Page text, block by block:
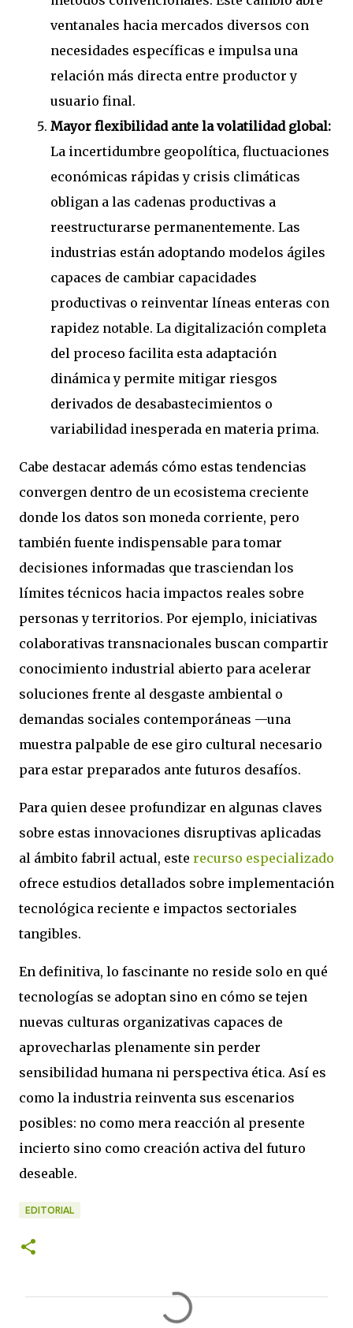
ventanales hacia mercados diversos con
necesidades específicas e impulsa una
relación más directa entre productor y
usuario final.
Mayor flexibilidad ante la volatilidad global:
La incertidumbre geopolítica, fluctuaciones
económicas rápidas y crisis climáticas
obligan a las cadenas productivas a
reestructurarse permanentemente. Las
industrias están adoptando modelos ágiles
capaces de cambiar capacidades
productivas o reinventar líneas enteras con
rapidez notable. La digitalización completa
del proceso facilita esta adaptación
dinámica y permite mitigar riesgos
derivados de desabastecimientos o
variabilidad inesperada en materia prima.
Cabe destacar además cómo estas tendencias
convergen dentro de un ecosistema creciente
donde los datos son moneda corriente, pero
también fuente indispensable para tomar
decisiones informadas que trasciendan los
límites técnicos hacia impactos reales sobre
personas y territorios. Por ejemplo, iniciativas
colaborativas transnacionales buscan compartir
conocimiento industrial abierto para acelerar
soluciones frente al desgaste ambiental o
demandas sociales contemporáneas —una
muestra palpable de ese giro cultural necesario
para estar preparados ante futuros desafíos.
Para quien desee profundizar en algunas claves
sobre estas innovaciones disruptivas aplicadas
al ámbito fabril actual, este recurso especializado
ofrece estudios detallados sobre implementación
tecnológica reciente e impactos sectoriales
tangibles.
En definitiva, lo fascinante no reside solo en qué
tecnologías se adoptan sino en cómo se tejen
nuevas culturas organizativas capaces de
aprovecharlas plenamente sin perder
sensibilidad humana ni perspectiva ética. Así es
como la industria reinventa sus escenarios
posibles: no como mera reacción al presente
incierto sino como creación activa del futuro
deseable.
EDITORIAL